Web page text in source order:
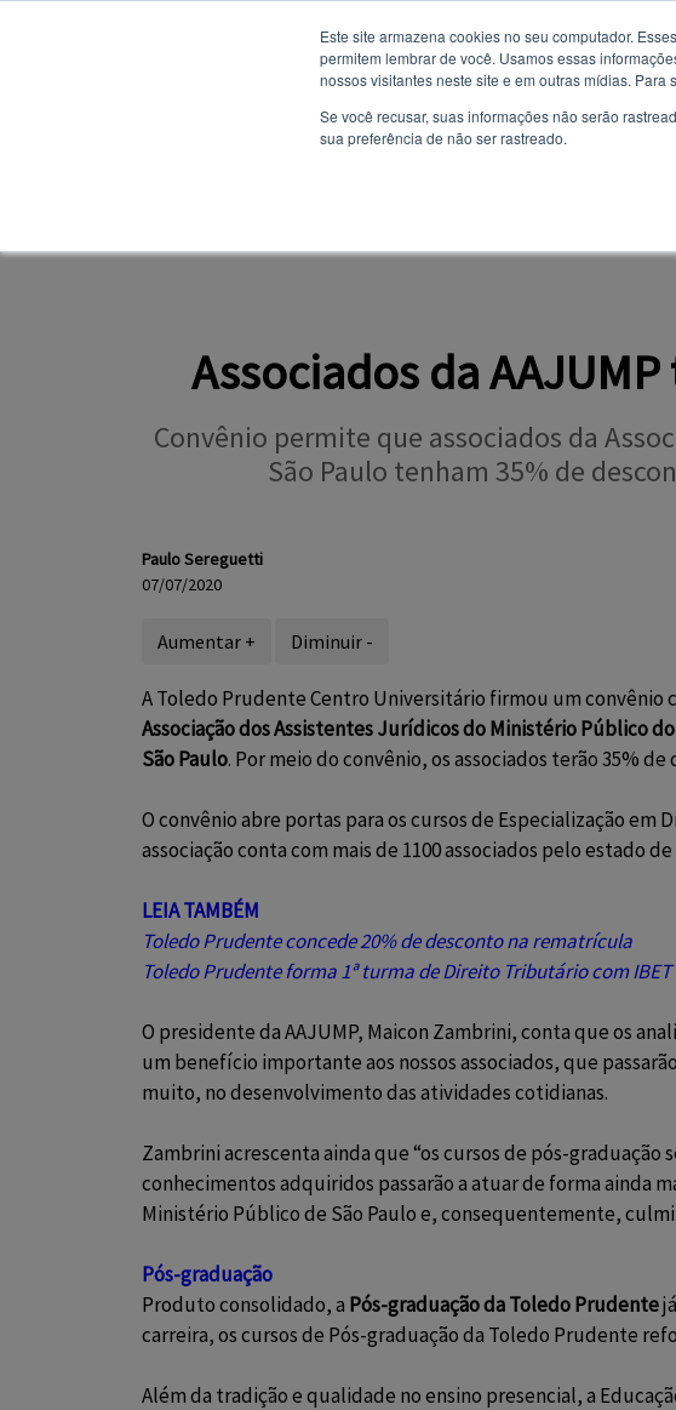
Este site armazena cookies no seu computador.
permitem lembrar de você. Usamos essas
nossos visitantes neste site e em outras mídias.
Se você recusar, suas informações não serão
sua preferência de não ser rastreado.
NOTÍCIAS
Associados da
Convênio permite que associados da
São Paulo tenham 35% de
Paulo Sereguetti
07/07/2020
Aumentar + Diminuir -
A Toledo Prudente Centro Universitário firmou um convênio
Associação dos Assistentes Jurídicos do Ministério Público
São Paulo. Por meio do convênio, os associados terão 35%
O convênio abre portas para os cursos de Especialização em
associação conta com mais de 1100 associados pelo estado de
LEIA TAMBÉM
Toledo Prudente concede 20% de desconto na rematrícula
Toledo Prudente forma 1ª turma de Direito Tributário com IBET
O presidente da AAJUMP, Maicon Zambrini, conta que os
um benefício importante aos nossos associados, que
muito, no desenvolvimento das atividades cotidianas.
Zambrini acrescenta ainda que “os cursos de pós-
conhecimentos adquiridos passarão a atuar de forma ainda
Ministério Público de São Paulo e, consequentemente,
Pós-graduação
Produto consolidado, a Pós-graduação da Toledo Prudente
carreira, os cursos de Pós-graduação da Toledo Prudente
Além da tradição e qualidade no ensino presencial, a
Você quer